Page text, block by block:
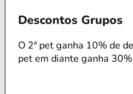
Descontos Grupos
O 2ª pet ganha 10% de
pet em diante ganha